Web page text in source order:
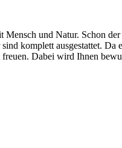
und Natur. Schon
komplett ausgestattet.
Dabei wird Ihnen